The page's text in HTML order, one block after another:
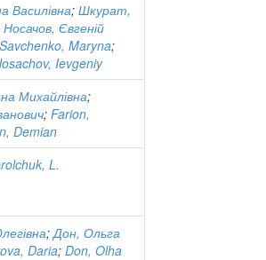
Василівна;Шкурат,
Носачов, Євгеній
Savchenko, Maryna;
Ievgeniy
Михайлівна;
;Farion,
Demian
L.
;Дон, Ольга
Daria;Don, Olha